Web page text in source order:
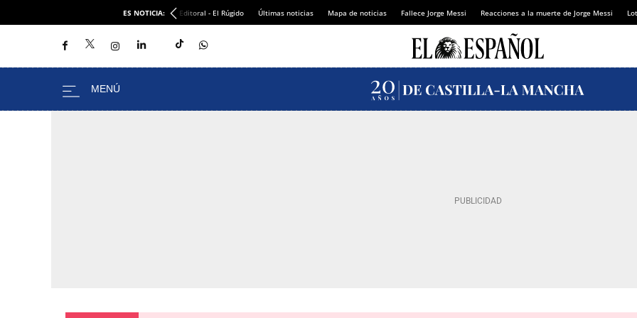
ES NOTICIA: Editoral - El Rúgido Últimas noticias Mapa de noticias Fallece Jorge Messi Reacciones a la muerte de Jorge Messi